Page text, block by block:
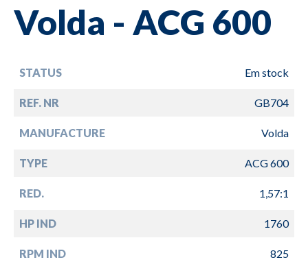
Volda - ACG 600
STATUS Em stock
REF. NR GB704
MANUFACTURE Volda
TYPE ACG 600
RED. 1,57:1
HP IND 1760
RPM IND 825